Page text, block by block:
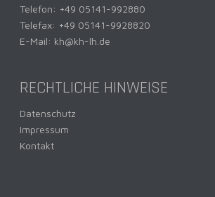
Telefon: +49 05141-992880
Telefax: +49 05141-9928820
E-Mail: kh@kh-lh.de
RECHTLICHE HINWEISE
Datenschutz
Impressum
Kontakt